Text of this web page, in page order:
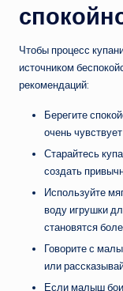
Чтобы процесс
источником
рекомендаций:
Берегите
очень
Старайтесь
создать
Используйте
воду игрушки
становятся
Говорите с
или
Если малыш